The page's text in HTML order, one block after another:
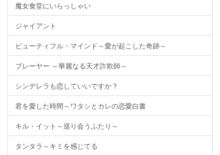
魔女食堂にいらっしゃい
ジャイアント
ビューティフル・マインド～愛が起こした奇跡～
プレーヤー ～華麗なる天才詐欺師～
シンデレラも恋していいですか？
君を愛した時間～ワタシとカレの恋愛白書
キル・イット～巡り会うふたり～
タンタラ～キミを感じてる